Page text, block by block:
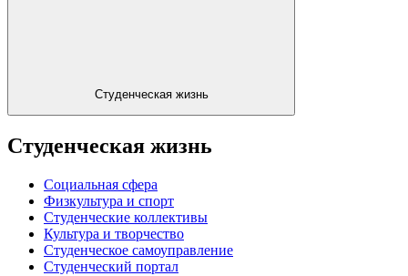
Студенческая жизнь
Студенческая жизнь
Социальная сфера
Физкультура и спорт
Студенческие коллективы
Культура и творчество
Студенческое самоуправление
Студенческий портал